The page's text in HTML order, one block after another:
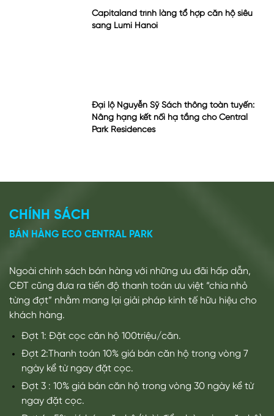
Nâng hạng kết nối hạ tầng cho Central
Park Residences
BÁN HÀNG ECO CENTRAL PARK
khách hàng.
Đợt 1: Đặt cọc căn hộ 100triệu/căn.
Đợt 3 : 10% giá bán căn hộ trong vòng 30 ngày kể từ
ngay đặt cọc.
Đợt 4 : 5% giá bán căn hộ (thời điểm bàn giao căn hộ)
Hợp đồng mua bán ( Dự kiến )
Lần 1: 25% từ tháng 1/2023 ký HĐMB/VBCN
Lần 3: 10% vào ngày 20/05/2023
Lần 4: 10% vào ngày 20/07/2023